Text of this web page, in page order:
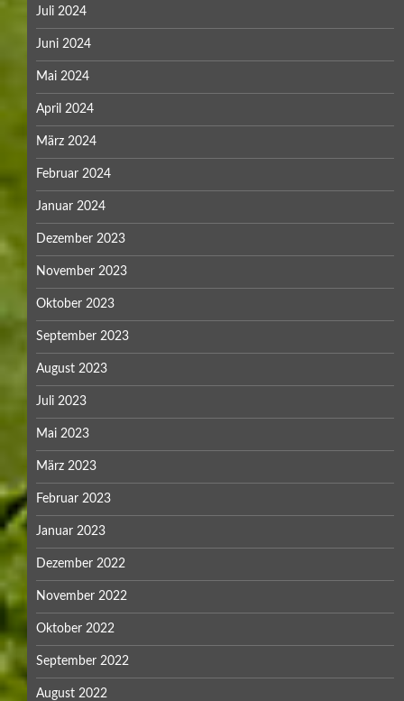
Juli 2024
Juni 2024
Mai 2024
April 2024
März 2024
Februar 2024
Januar 2024
Dezember 2023
November 2023
Oktober 2023
September 2023
August 2023
Juli 2023
Mai 2023
März 2023
Februar 2023
Januar 2023
Dezember 2022
November 2022
Oktober 2022
September 2022
August 2022